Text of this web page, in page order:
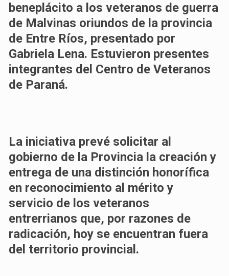
beneplácito a los veteranos de guerra
de Malvinas oriundos de la provincia
de Entre Ríos, presentado por
Gabriela Lena. Estuvieron presentes
integrantes del Centro de Veteranos
de Paraná.
La iniciativa prevé solicitar al
gobierno de la Provincia la creación y
entrega de una distinción honorífica
en reconocimiento al mérito y
servicio de los veteranos
entrerrianos que, por razones de
radicación, hoy se encuentran fuera
del territorio provincial.